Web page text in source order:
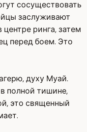
сосуществовать
заслуживают
ринга, затем
перед боем. Это
духу Муай.
полной тишине,
это священный